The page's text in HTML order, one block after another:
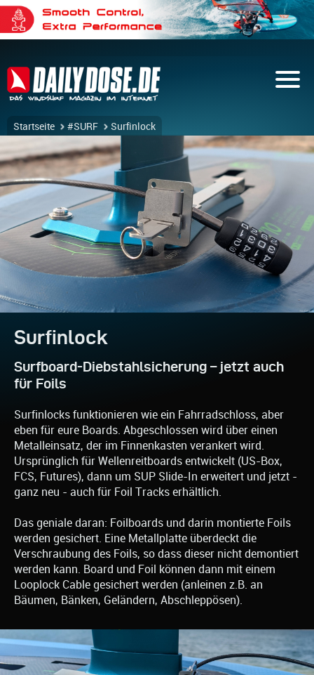
Startseite #SURF Surfinlock
Surfinlock
Surfboard-Diebstahlsicherung – jetzt auch
für Foils
Surfinlocks funktionieren wie ein Fahrradschloss, aber
eben für eure Boards. Abgeschlossen wird über einen
Metalleinsatz, der im Finnenkasten verankert wird.
Ursprünglich für Wellenreitboards entwickelt (US-Box,
FCS, Futures), dann um SUP Slide-In erweitert und jetzt -
ganz neu - auch für Foil Tracks erhältlich.
Das geniale daran: Foilboards und darin montierte Foils
werden gesichert. Eine Metallplatte überdeckt die
Verschraubung des Foils, so dass dieser nicht demontiert
werden kann. Board und Foil können dann mit einem
Looplock Cable gesichert werden (anleinen z.B. an
Bäumen, Bänken, Geländern, Abschleppösen).